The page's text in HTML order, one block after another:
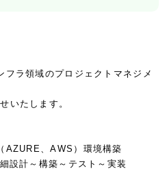
ラ領域のプロジェクトマネジメ
いたします。
AZURE、AWS）環境構築
設計～構築～テスト～実装